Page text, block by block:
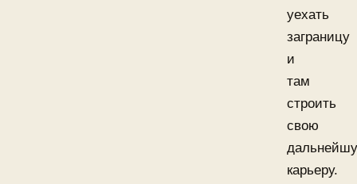
уехать
заграницу
и
там
строить
свою
карьеру.